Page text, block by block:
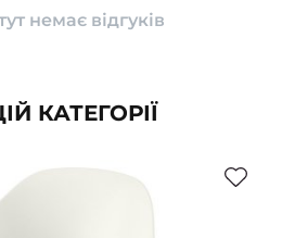
немає відгуків
КАТЕГОРІЇ